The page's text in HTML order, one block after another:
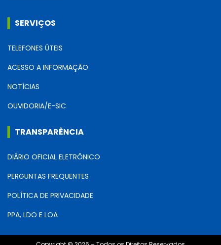
SERVIÇOS
TELEFONES ÚTEIS
ACESSO A INFORMAÇÃO
NOTÍCIAS
OUVIDORIA/E-SIC
TRANSPARÊNCIA
DIÁRIO OFICIAL ELETRÔNICO
PERGUNTAS FREQUENTES
POLÍTICA DE PRIVACIDADE
PPA, LDO E LOA